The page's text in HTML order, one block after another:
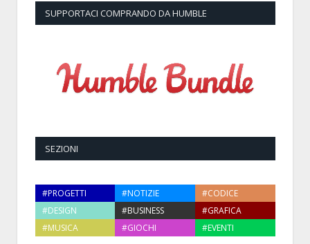
SUPPORTACI COMPRANDO DA HUMBLE
SEZIONI
#PROGETTI #NOTIZIE
#CODICE
#DESIGN
#BUSINESS
#GRAFICA
#MUSICA
#GIOCHI #EVENTI